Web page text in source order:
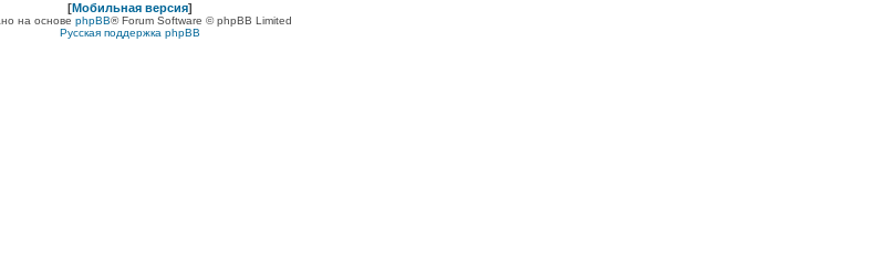
[Мобильная версия]
на основе phpBB® Forum Software © phpBB Limited
Русская поддержка phpBB